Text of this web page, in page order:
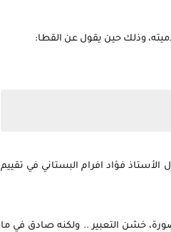
وذلك حين يقول عن القطا:
الأستاذ فؤاد افرام البستاني في تقييم
خشن التعبير .. ولكنه صادق في ما